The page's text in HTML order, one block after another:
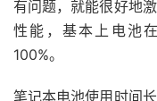
有问题，就能很好地
性能，基本上电池
100%。
笔记本电池使用时间